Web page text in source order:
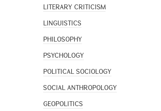
LITERARY CRITICISM
LINGUISTICS
PHILOSOPHY
PSYCHOLOGY
POLITICAL SOCIOLOGY
SOCIAL ANTHROPOLOGY
GEOPOLITICS